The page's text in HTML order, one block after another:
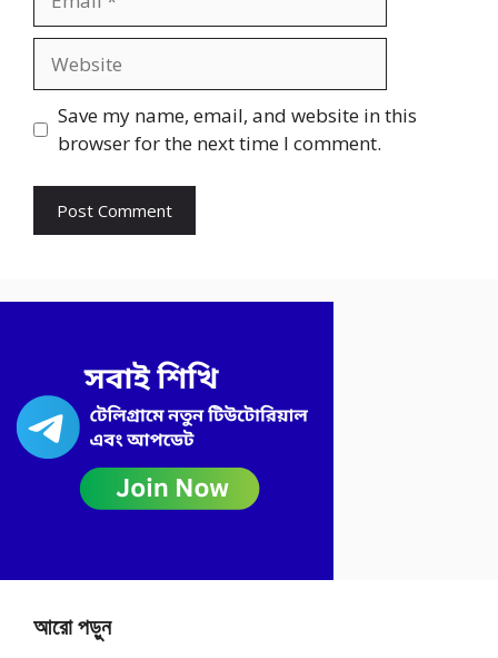
Save my name, email, and website in this
browser for the next time I comment.
আরো পড়ুন